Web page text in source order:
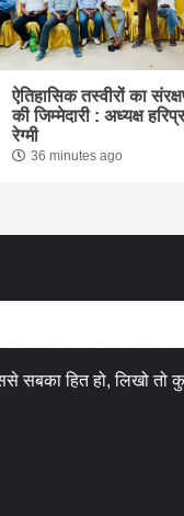
ऐतिहासिक तस्वीरों का
की जिम्मेदारी : अध्यक्ष
रेग्मी
36 minutes ago
सबका हित हो, लिखो तो